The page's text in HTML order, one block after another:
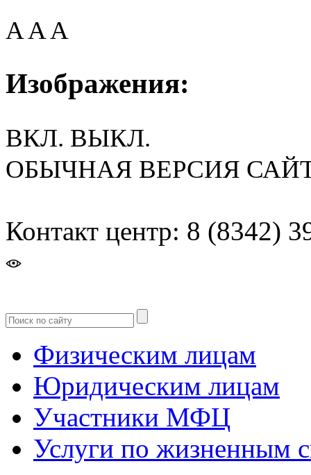
AAA
Изображения:
ВКЛ. ВЫКЛ.
ОБЫЧНАЯ ВЕРСИЯ
Контакт центр: 8 (8342)
Физическим лицам
Юридическим лицам
Участники МФЦ
Услуги по жизненным